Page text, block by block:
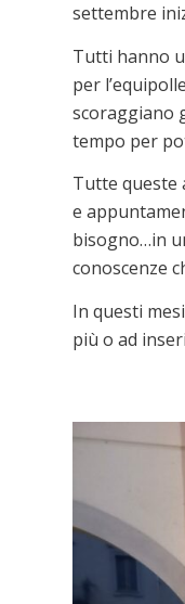
settembre
Tutti hanno
per
scoraggiano
tempo per
Tutte queste
e
bisogno…in
conoscenze
In questi
più o ad